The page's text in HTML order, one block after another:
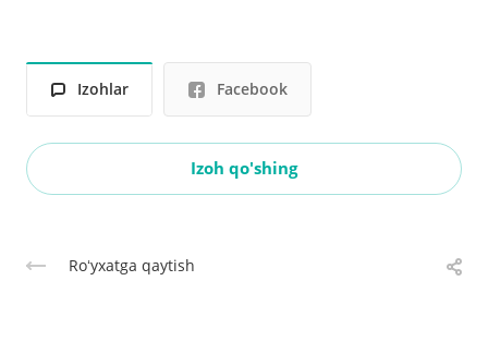
Izohlar Facebook
Izoh qo'shing
Roʻyxatga qaytish